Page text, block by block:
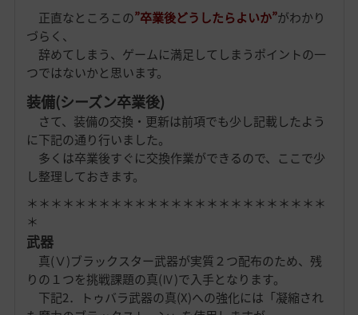
正直なところこの”卒業後どうしたらよいか”がわかり
づらく、
辞めてしまう、ゲームに満足してしまうポイントの一
つではないかと思います。
装備(シーズン卒業後)
さて、装備の交換・更新は前項でも少し記載したよう
に下記の通り行いました。
多くは卒業後すぐに交換作業ができるので、ここで少
し整理しておきます。
＊＊＊＊＊＊＊＊＊＊＊＊＊＊＊＊＊＊＊＊＊＊＊＊＊
＊
武器
真(Ⅴ)ブラックスター武器が実質２つ配布のため、残
りの１つを挑戦課題の真(Ⅳ)で入手となります。
下記2．トゥバラ武器の真(X)への強化には「凝縮され